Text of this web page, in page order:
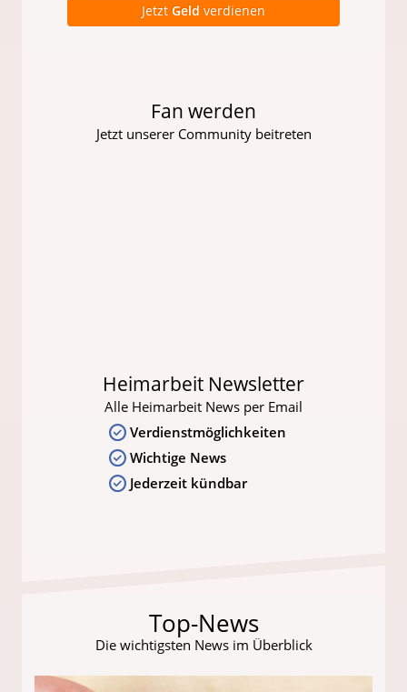
Jetzt Geld verdienen
Fan werden
Jetzt unserer Community beitreten
Heimarbeit Newsletter
Alle Heimarbeit News per Email
Verdienstmöglichkeiten
Wichtige News
Jederzeit kündbar
Top-News
Die wichtigsten News im Überblick